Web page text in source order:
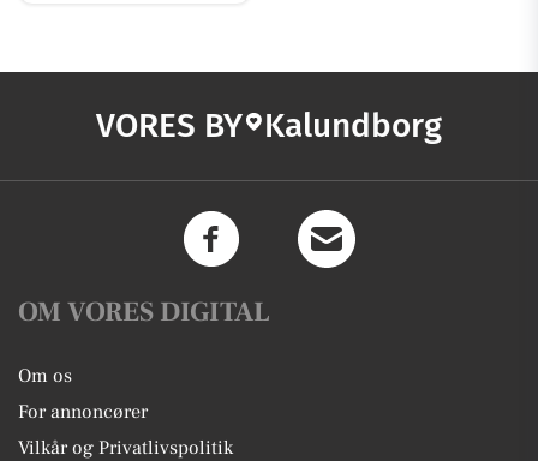
VORES BY Kalundborg
OM VORES DIGITAL
Om os
For annoncører
Vilkår og Privatlivspolitik